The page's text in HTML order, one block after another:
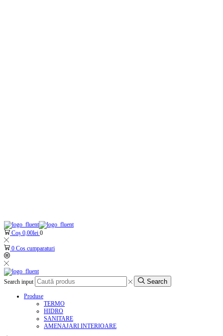
Coș 0,00lei 0
0 Cos cumparaturi
Search input Search
Produse
TERMO
HIDRO
SANITARE
AMENAJARI INTERIOARE